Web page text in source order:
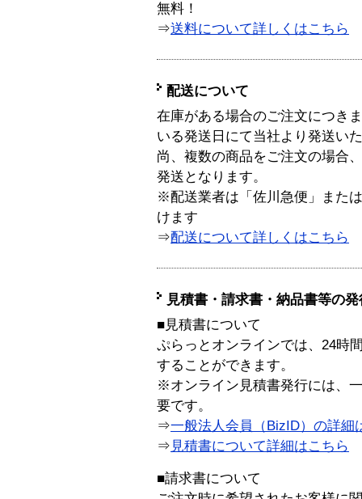
無料！
⇒送料について詳しくはこちら
配送について
在庫がある場合のご注文につき
いる発送日にて当社より発送い
尚、複数の商品をご注文の場合
発送となります。
※配送業者は「佐川急便」また
けます
⇒配送について詳しくはこちら
見積書・請求書・納品書等の
■見積書について
ぷらっとオンラインでは、24時
することができます。
※オンライン見積書発行には、
要です。
⇒一般法人会員（BizID）の詳細
⇒ 見積書について詳細はこちら
■請求書について